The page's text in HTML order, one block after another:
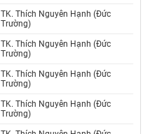
TK. Thích Nguyên Hạnh (Đức
Trường)
TK. Thích Nguyên Hạnh (Đức
Trường)
TK. Thích Nguyên Hạnh (Đức
Trường)
TK. Thích Nguyên Hạnh (Đức
Trường)